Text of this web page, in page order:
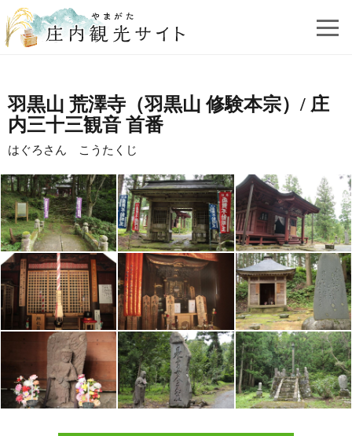
羽黒山 荒澤寺（羽黒山 修験本宗）/ 庄
内三十三観音 首番
はぐろさん こうたくじ